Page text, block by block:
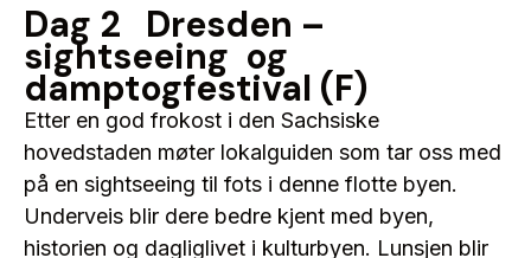
Dag 2 Dresden –
sightseeing og
damptogfestival (F)
Etter en god frokost i den Sachsiske
hovedstaden møter lokalguiden som tar oss med
på en sightseeing til fots i denne flotte byen.
Underveis blir dere bedre kjent med byen,
historien og dagliglivet i kulturbyen. Lunsjen blir